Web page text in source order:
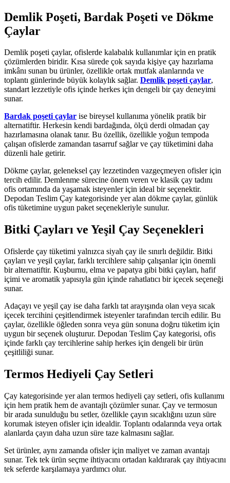
Demlik Poşeti, Bardak Poşeti ve Dökme
Çaylar
Demlik poşeti çaylar, ofislerde kalabalık kullanımlar için en pratik
çözümlerden biridir. Kısa sürede çok sayıda kişiye çay hazırlama
imkânı sunan bu ürünler, özellikle ortak mutfak alanlarında ve
toplantı günlerinde büyük kolaylık sağlar. Demlik poşeti çaylar,
standart lezzetiyle ofis içinde herkes için dengeli bir çay deneyimi
sunar.
Bardak poşeti çaylar ise bireysel kullanıma yönelik pratik bir
alternatiftir. Herkesin kendi bardağında, ölçü derdi olmadan çay
hazırlamasına olanak tanır. Bu özellik, özellikle yoğun tempoda
çalışan ofislerde zamandan tasarruf sağlar ve çay tüketimini daha
düzenli hale getirir.
Dökme çaylar, geleneksel çay lezzetinden vazgeçmeyen ofisler için
tercih edilir. Demlenme sürecine önem veren ve klasik çay tadını
ofis ortamında da yaşamak isteyenler için ideal bir seçenektir.
Depodan Teslim Çay kategorisinde yer alan dökme çaylar, günlük
ofis tüketimine uygun paket seçenekleriyle sunulur.
Bitki Çayları ve Yeşil Çay Seçenekleri
Ofislerde çay tüketimi yalnızca siyah çay ile sınırlı değildir. Bitki
çayları ve yeşil çaylar, farklı tercihlere sahip çalışanlar için önemli
bir alternatiftir. Kuşburnu, elma ve papatya gibi bitki çayları, hafif
içimi ve aromatik yapısıyla gün içinde rahatlatıcı bir içecek seçeneği
sunar.
Adaçayı ve yeşil çay ise daha farklı tat arayışında olan veya sıcak
içecek tercihini çeşitlendirmek isteyenler tarafından tercih edilir. Bu
çaylar, özellikle öğleden sonra veya gün sonuna doğru tüketim için
uygun bir seçenek oluşturur. Depodan Teslim Çay kategorisi, ofis
içinde farklı çay tercihlerine sahip herkes için dengeli bir ürün
çeşitliliği sunar.
Termos Hediyeli Çay Setleri
Çay kategorisinde yer alan termos hediyeli çay setleri, ofis kullanımı
için hem pratik hem de avantajlı çözümler sunar. Çay ve termosun
bir arada sunulduğu bu setler, özellikle çayın sıcaklığını uzun süre
korumak isteyen ofisler için idealdir. Toplantı odalarında veya ortak
alanlarda çayın daha uzun süre taze kalmasını sağlar.
Set ürünler, aynı zamanda ofisler için maliyet ve zaman avantajı
sunar. Tek tek ürün seçme ihtiyacını ortadan kaldırarak çay ihtiyacını
tek seferde karşılamaya yardımcı olur.